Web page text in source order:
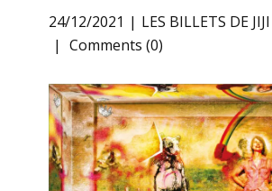
24/12/2021
LES BILLETS DE JIJI
Comments (0)